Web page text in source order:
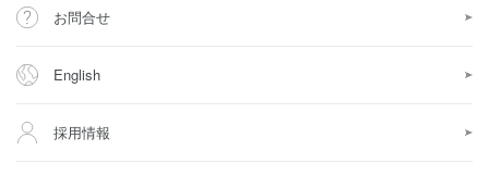
お問合せ
English
採用情報